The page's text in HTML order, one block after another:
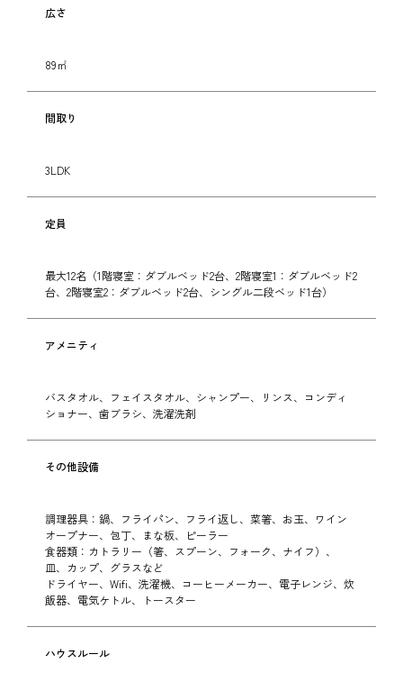
広さ
89㎡
間取り
3LDK
定員
最大12名（1階寝室：ダブルベッド2台、2階寝室1：ダブルベッド2
台、2階寝室2：ダブルベッド2台、シングル二段ベッド1台）
アメニティ
バスタオル、フェイスタオル、シャンプー、リンス、コンディ
ショナー、歯ブラシ、洗濯洗剤
その他設備
調理器具：鍋、フライパン、フライ返し、菜箸、お玉、ワイン
オープナー、包丁、まな板、ピーラー
食器類：カトラリー（箸、スプーン、フォーク、ナイフ）、
皿、カップ、グラスなど
ドライヤー、Wifi、洗濯機、コーヒーメーカー、電子レンジ、炊
飯器、電気ケトル、トースター
ハウスルール